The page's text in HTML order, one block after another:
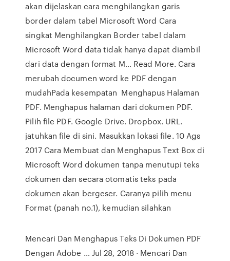
akan dijelaskan cara menghilangkan garis
border dalam tabel Microsoft Word Cara
singkat Menghilangkan Border tabel dalam
Microsoft Word data tidak hanya dapat diambil
dari data dengan format M… Read More. Cara
merubah documen word ke PDF dengan
mudahPada kesempatan Menghapus Halaman
PDF. Menghapus halaman dari dokumen PDF.
Pilih file PDF. Google Drive. Dropbox. URL.
jatuhkan file di sini. Masukkan lokasi file. 10 Ags
2017 Cara Membuat dan Menghapus Text Box di
Microsoft Word dokumen tanpa menutupi teks
dokumen dan secara otomatis teks pada
dokumen akan bergeser. Caranya pilih menu
Format (panah no.1), kemudian silahkan
Mencari Dan Menghapus Teks Di Dokumen PDF
Dengan Adobe … Jul 28, 2018 · Mencari Dan